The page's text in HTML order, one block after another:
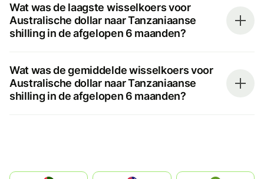
Wat was de laagste wisselkoers voor
Australische dollar naar Tanzaniaanse
shilling in de afgelopen 6 maanden?
Wat was de gemiddelde wisselkoers voor
Australische dollar naar Tanzaniaanse
shilling in de afgelopen 6 maanden?